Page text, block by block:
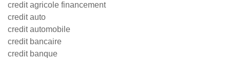
credit agricole financement
credit auto
credit automobile
credit bancaire
credit banque